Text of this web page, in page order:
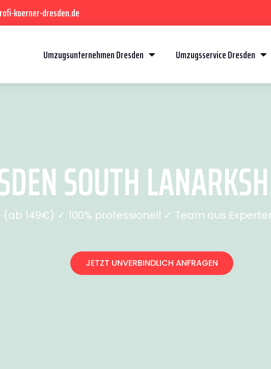
koerner-dresden.de
Umzugsunternehmen Dresden Umzugsservice Dresden
SOUTH
(ab 149€) ✓ 100% professionell ✓ Team aus
JETZT UNVERBINDLICH ANFRAGEN